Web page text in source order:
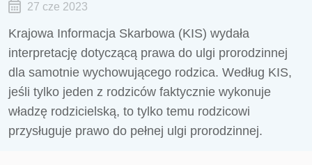
27 cze 2023
Krajowa Informacja Skarbowa (KIS) wydała
interpretację dotyczącą prawa do ulgi prorodzinnej
dla samotnie wychowującego rodzica. Według KIS,
jeśli tylko jeden z rodziców faktycznie wykonuje
władzę rodzicielską, to tylko temu rodzicowi
przysługuje prawo do pełnej ulgi prorodzinnej.